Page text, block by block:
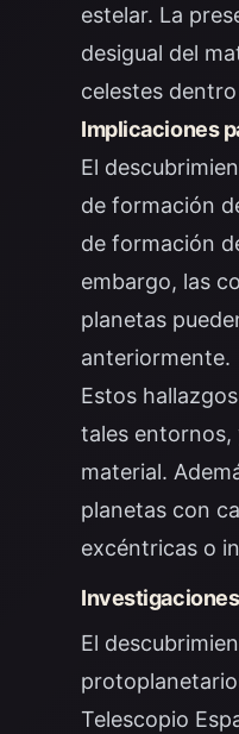
estelar. La
desigual del
celestes
Implicaciones
El
de formación
de formación
embargo, las
planetas
anteriormente.
Estos
tales entornos,
material.
planetas con
excéntricas o
El
Telescopio